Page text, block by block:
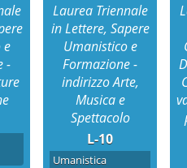
e
-
Laurea Triennale
in Lettere, Sapere
Umanistico e
Formazione -
indirizzo Arte,
Musica e
Spettacolo
L-10
Umanistica